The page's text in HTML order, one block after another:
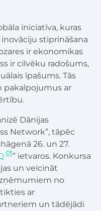
iniciatīva, kuras
stiprināšana
ir ekonomikas
ir cilvēku radošums,
īpašums. Tās
pakalpojumus ar
Dānijas
Network”, tāpēc
26. un 27.
” ietvaros. Konkursa
un veicināt
no
ar
un tādējādi